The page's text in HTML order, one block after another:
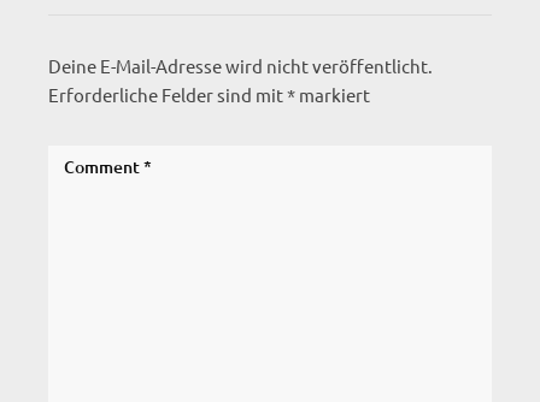
Deine E-Mail-Adresse wird nicht veröffentlicht.
Erforderliche Felder sind mit* markiert